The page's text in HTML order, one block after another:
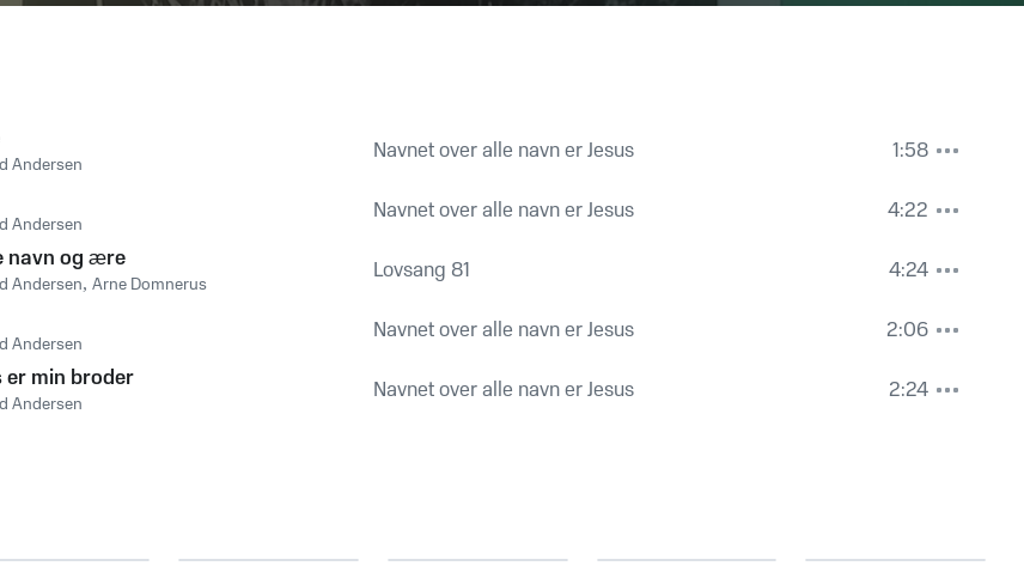
Andersen Navnet over alle navn er Jesus
1:58
Andersen Navnet over alle navn er Jesus
4:22
navn og ære
Andersen, Arne Domnerus Lovsang 81
4:24
Andersen Navnet over alle navn er Jesus
2:06
er min broder
Andersen Navnet over alle navn er Jesus 2:24